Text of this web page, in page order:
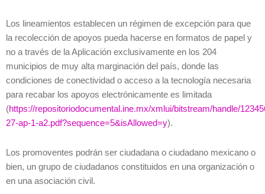
Los lineamientos establecen un régimen de excepción para que
la recolección de apoyos pueda hacerse en formatos de papel y
no a través de la Aplicación exclusivamente en los 204
municipios de muy alta marginación del país, donde las
condiciones de conectividad o acceso a la tecnología necesaria
para recabar los apoyos electrónicamente es limitada
(https://repositoriodocumental.ine.mx/xmlui/bitstream/handle/
27-ap-1-a2.pdf?sequence=5&isAllowed=y).
Los promoventes podrán ser ciudadana o ciudadano mexicano o
bien, un grupo de ciudadanos constituidos en una organización o
en una asociación civil.